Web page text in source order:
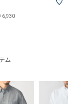
ています。
環境によって、実
ご了承ください。
6,930
ム